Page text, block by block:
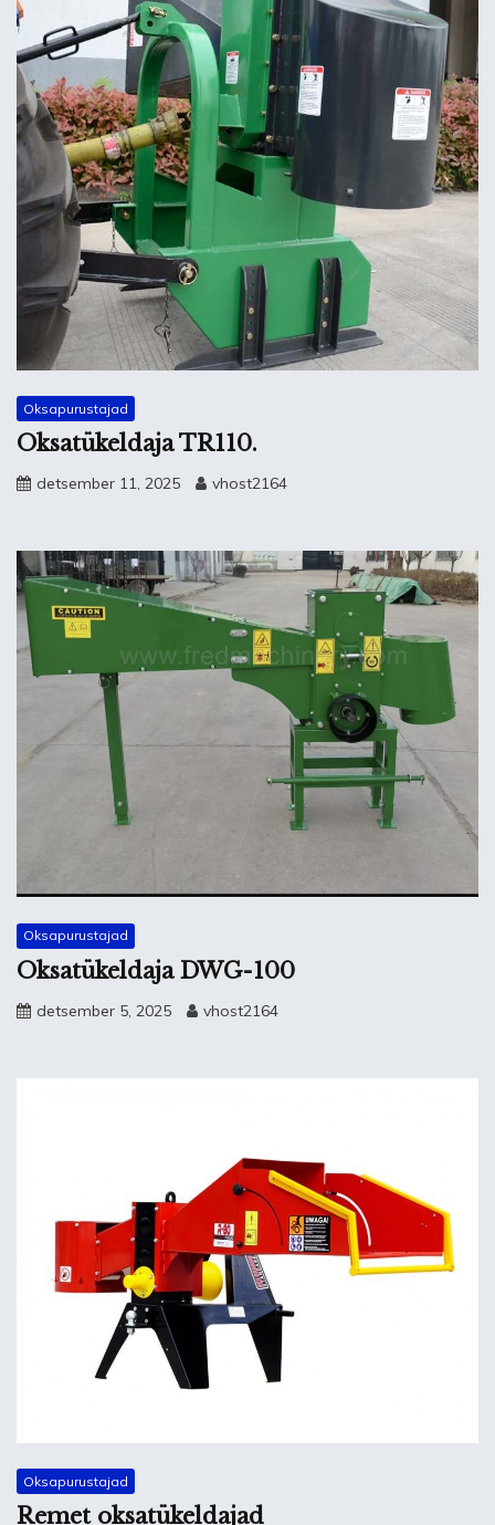
Oksapurustajad
Oksatükeldaja TR110.
detsember 11, 2025 vhost2164
Oksapurustajad
Oksatükeldaja DWG-100
detsember 5, 2025 vhost2164
Oksapurustajad
Remet oksatükeldajad